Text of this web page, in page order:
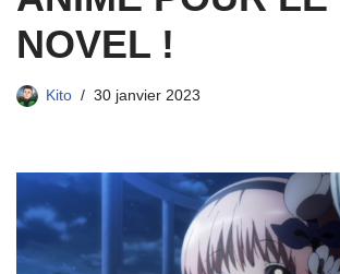
NOVEL !
Kito 30 janvier 2023